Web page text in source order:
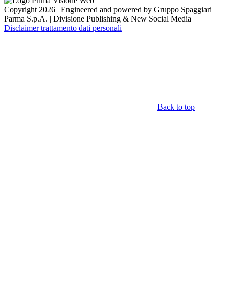
Copyright 2026 | Engineered and powered by Gruppo Spaggiari
Parma S.p.A. | Divisione Publishing & New Social Media
Disclaimer trattamento dati personali
Back to top